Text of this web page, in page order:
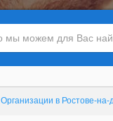
Организации в Ростове-на-